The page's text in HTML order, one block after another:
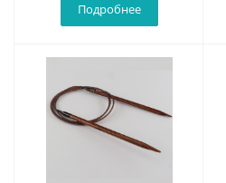
Подробнее